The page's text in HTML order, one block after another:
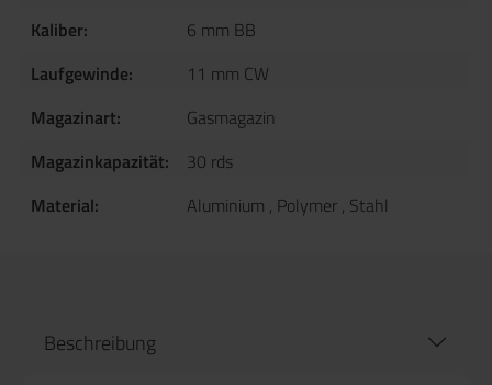
Kaliber:
6 mm BB
Laufgewinde:
11 mm CW
Magazinart:
Gasmagazin
Magazinkapazität:
30 rds
Material:
Aluminium , Polymer , Stahl
Beschreibung